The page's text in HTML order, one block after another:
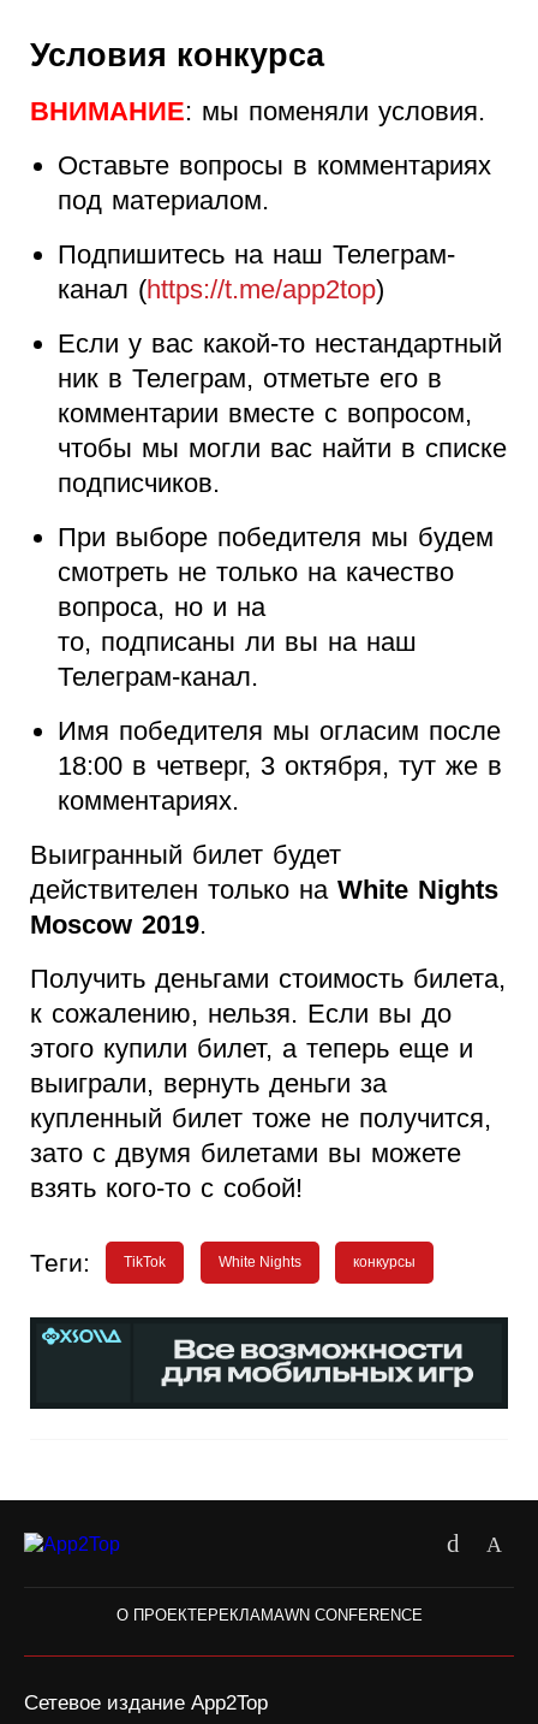
Условия конкурса
ВНИМАНИЕ: мы поменяли условия.
Оставьте вопросы в комментариях
под материалом.
Подпишитесь на наш Телеграм-
канал (https://t.me/app2top)
Если у вас какой-то нестандартный
ник в Телеграм, отметьте его в
комментарии вместе с вопросом,
чтобы мы могли вас найти в списке
подписчиков.
При выборе победителя мы будем
смотреть не только на качество
вопроса, но и на
то, подписаны ли вы на наш
Телеграм-канал.
Имя победителя мы огласим после
18:00 в четверг, 3 октября, тут же в
комментариях.
Выигранный билет будет
действителен только на White Nights
Moscow 2019.
Получить деньгами стоимость билета,
к сожалению, нельзя. Если вы до
этого купили билет, а теперь еще и
выиграли, вернуть деньги за
купленный билет тоже не получится,
зато с двумя билетами вы можете
взять кого-то с собой!
Теги: TikTok White Nights конкурсы
О ПРОЕКТЕРЕКЛАМАWN CONFERENCE
Сетевое издание App2Top